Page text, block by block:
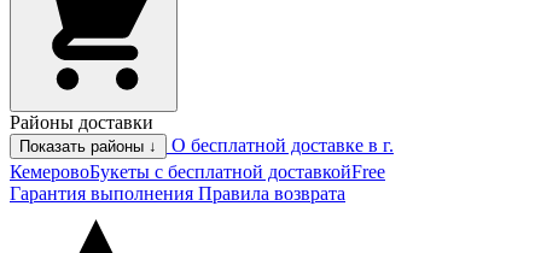
Районы доставки
Показать районы ↓
О бесплатной доставке в г.
КемеровоБукеты с бесплатной доставкойFree
Гарантия выполнения Правила возврата